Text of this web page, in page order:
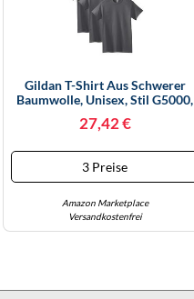
Gildan T-Shirt Aus Schwerer
Baumwolle, Unisex, Stil G5000,
Pack), XX-Large
27,42 €
3 Preise
Amazon Marketplace
Versandkostenfrei